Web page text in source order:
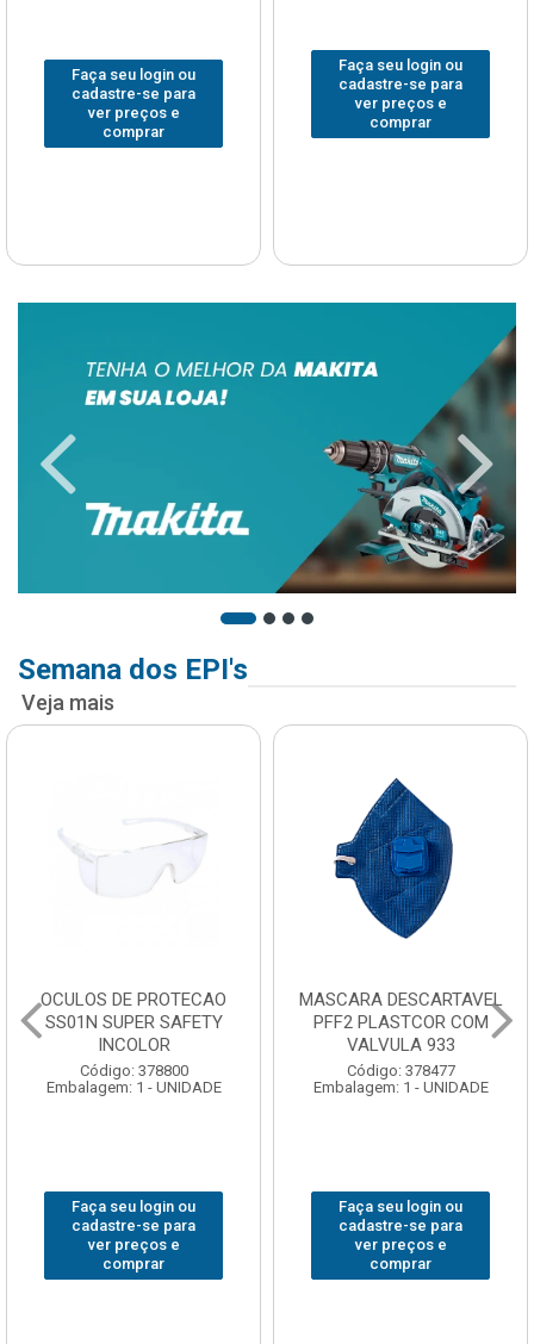
Faça seu login ou
cadastre-se para
ver preços e
comprar
Faça seu login ou
cadastre-se para
ver preços e
comprar
Semana dos EPI's
Veja mais
OCULOS DE PROTECAO
SS01N SUPER SAFETY
INCOLOR
Código: 378800
Embalagem: 1 - UNIDADE
Faça seu login ou
cadastre-se para
ver preços e
comprar
MASCARA DESCARTAVEL
PFF2 PLASTCOR COM
VALVULA 933
Código: 378477
Embalagem: 1 - UNIDADE
Faça seu login ou
cadastre-se para
ver preços e
comprar